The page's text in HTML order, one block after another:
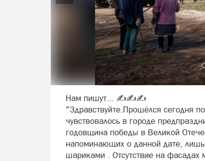
Нам пишут... ✍️✍️✍️
"Здравствуйте.Прошёлся сегодня
чувствовалось в городе
годовщина победы в Великой
напоминающих о данной дате,
шариками . Отсутствие на